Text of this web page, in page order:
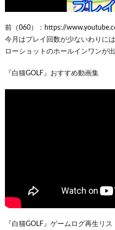
前（060）：https://
今月はプレイ回数が少ないわりに
ローショットのホールインワンが
『白猫GOLF』おすすめ動画集
『白猫GOLF』ゲームログ再生リス